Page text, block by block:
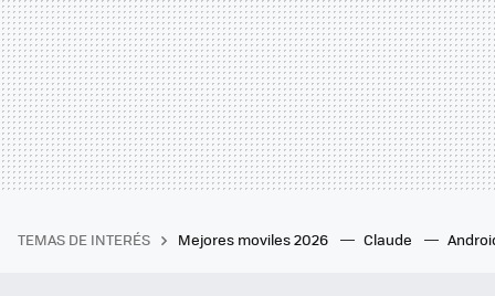
TEMAS DE INTERÉS Mejores moviles 2026 Claude